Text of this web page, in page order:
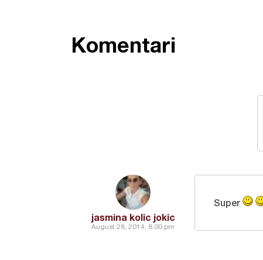
Komentari
jasmina kolic jokic
August 28, 2014, 8:00 pm
Super